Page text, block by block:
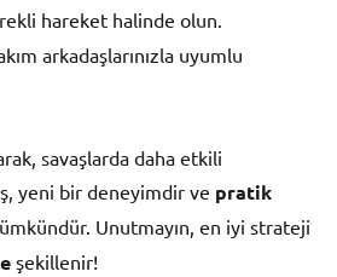
hareket halinde olun.
arkadaşlarınızla uyumlu
savaşlarda daha etkili
yeni bir deneyimdir ve pratik
Unutmayın, en iyi strateji
şekillenir!